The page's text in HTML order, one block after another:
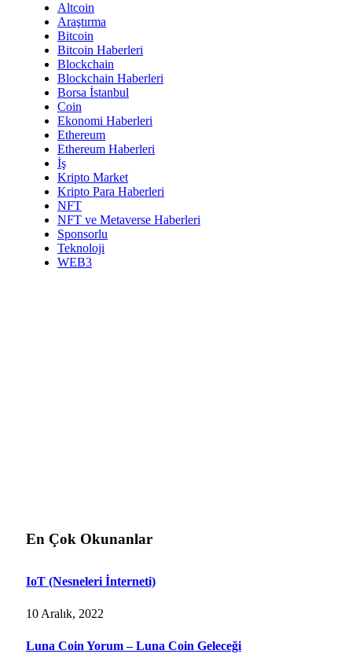
Altcoin
Araştırma
Bitcoin
Bitcoin Haberleri
Blockchain
Blockchain Haberleri
Borsa İstanbul
Coin
Ekonomi Haberleri
Ethereum
Ethereum Haberleri
İş
Kripto Market
Kripto Para Haberleri
NFT
NFT ve Metaverse Haberleri
Sponsorlu
Teknoloji
WEB3
En Çok Okunanlar
IoT (Nesneleri İnterneti)
10 Aralık, 2022
Luna Coin Yorum – Luna Coin Geleceği